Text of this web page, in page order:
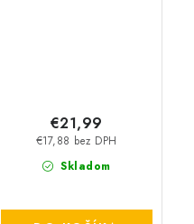
Skladom
€17,88 bez DPH
€21,99